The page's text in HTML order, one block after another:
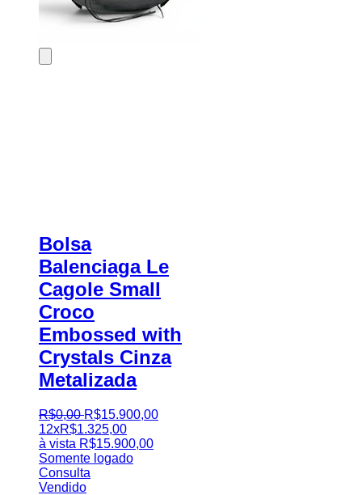
Bolsa
Balenciaga Le
Cagole Small
Croco
Embossed with
Crystals Cinza
Metalizada
R$0,00 R$15.900,00
12xR$1.325,00
à vista R$15.900,00
Somente logado
Consulta
Vendido